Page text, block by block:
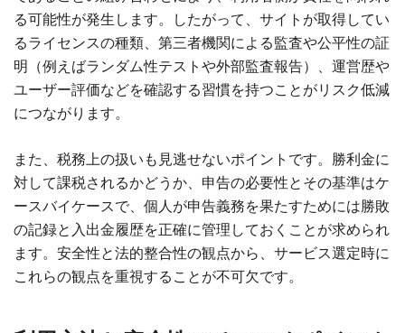
る可能性が発生します。したがって、サイトが取得してい
るライセンスの種類、第三者機関による監査や公平性の証
明（例えばランダム性テストや外部監査報告）、運営歴や
ユーザー評価などを確認する習慣を持つことがリスク低減
につながります。
また、税務上の扱いも見逃せないポイントです。勝利金に
対して課税されるかどうか、申告の必要性とその基準はケ
ースバイケースで、個人が申告義務を果たすためには勝敗
の記録と入出金履歴を正確に管理しておくことが求められ
ます。安全性と法的整合性の観点から、サービス選定時に
これらの観点を重視することが不可欠です。